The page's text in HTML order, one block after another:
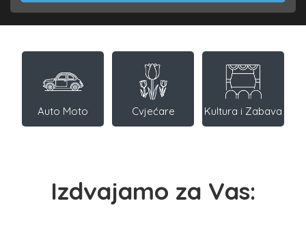
Auto Moto Cvjećare Kultura i Zabava
Izdvajamo za Vas: